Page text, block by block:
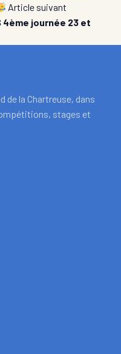
Article suivant
4ème journée 23 et
de la Chartreuse, dans
stages et